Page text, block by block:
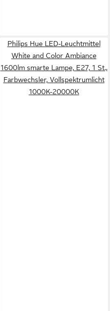
Philips Hue LED-Leuchtmittel
White and Color Ambiance
1600lm smarte Lampe, E27, 1 St.,
Farbwechsler, Vollspektrumlicht
1000K-20000K